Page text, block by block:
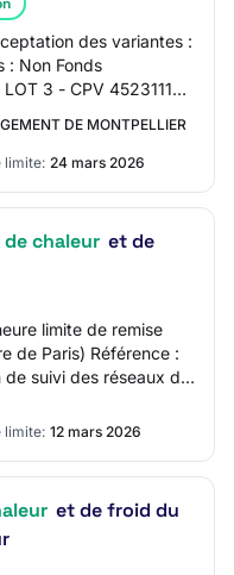
des variantes :
: Non Fonds
3 - CPV 45231110
hors TVA…
DE MONTPELLIER
limite: 24 mars 2026
de chaleur et de
limite de remise
de Paris) Référence :
suivi des réseaux de
limite: 12 mars 2026
et de froid du